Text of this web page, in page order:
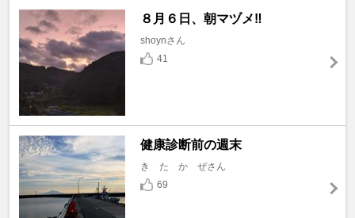
８月６日、朝マヅメ‼️
shoynさん
41
健康診断前の週末
き た か ぜさん
69